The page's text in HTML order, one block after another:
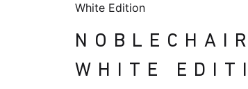
White Edition
WHITE